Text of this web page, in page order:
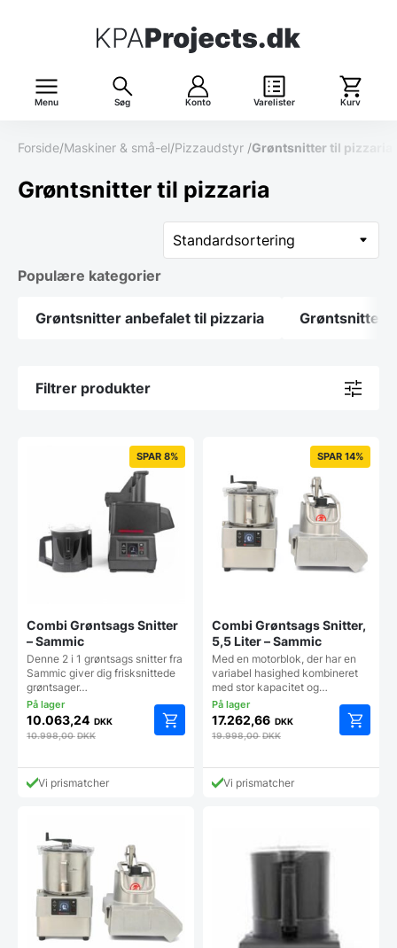
Menu Søg Konto Varelister Kurv
Forside/Maskiner & små-el/Pizzaudstyr /Grøntsnitter til pizzaria
Grøntsnitter til pizzaria
Populære kategorier
Grøntsnitter anbefalet til pizzaria Grøntsnitter
Filtrer produkter
SPAR 8%
Combi Grøntsags Snitter
– Sammic
Denne 2 i 1 grøntsags snitter fra
Sammic giver dig frisksnittede
grøntsager…
10.063,24 DKK
10.998,00DKK
Vi prismatcher
SPAR 14%
Combi Grøntsags Snitter,
5,5 Liter – Sammic
Med en motorblok, der har en
variabel hasighed kombineret
med stor kapacitet og…
17.262,66 DKK
19.998,00DKK
Vi prismatcher